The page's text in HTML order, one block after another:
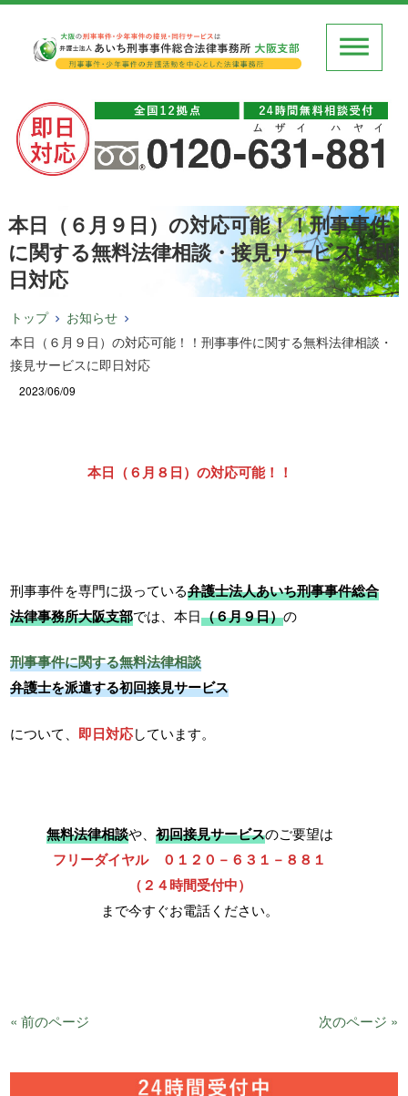
本日（６月９日）の対応可能！！刑事事件
に関する無料法律相談・接見サービスに即
日対応
トップ
お知らせ
本日（６月９日）の対応可能！！刑事事件に関する無料法律相談・
接見サービスに即日対応
2023/06/09
本日（６月８日）の対応可能！！
刑事事件を専門に扱っている弁護士法人あいち刑事事件総合
法律事務所大阪支部では、本日（６月９日）の
刑事事件に関する無料法律相談
弁護士を派遣する初回接見サービス
について、 即日対応しています。
無料法律相談や、 初回接見サービスのご要望は
フリーダイヤル ０１２０－６３１－８８１
（２４時間受付中）
まで今すぐお電話ください。
« 前のページ 次のページ »